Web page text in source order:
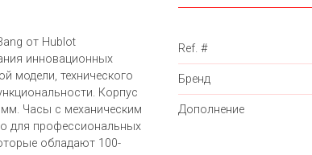
от Hublot
инновационных
модели, технического
Корпус
Часы с механическим
для профессиональных
обладают 100-
Ref. #
Бренд
Дополнение